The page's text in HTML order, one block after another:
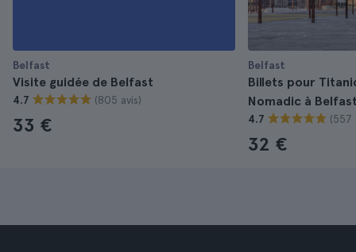
Belfast
Visite guidée de Belfast
4.7 (805 avis)
33 €
Belfast
Billets pour
Nomadic à
4.7 (557
32 €